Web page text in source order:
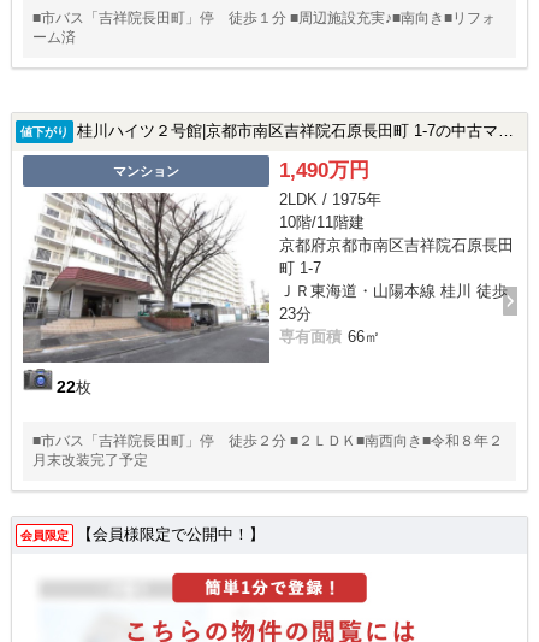
■市バス「吉祥院長田町」停 徒歩１分 ■周辺施設充実♪■南向き■リフォ
ーム済
値下がり 桂川ハイツ２号館|京都市南区吉祥院石原長田町 1-7の中古マンション
マンション
22枚
1,490万円
2LDK / 1975年
10階/11階建
京都府京都市南区吉祥院石原長田
町 1-7
ＪＲ東海道・山陽本線 桂川 徒歩
23分
専有面積 66㎡
■市バス「吉祥院長田町」停 徒歩２分 ■２ＬＤＫ■南西向き■令和８年２
月末改装完了予定
会員限定 【会員様限定で公開中！】